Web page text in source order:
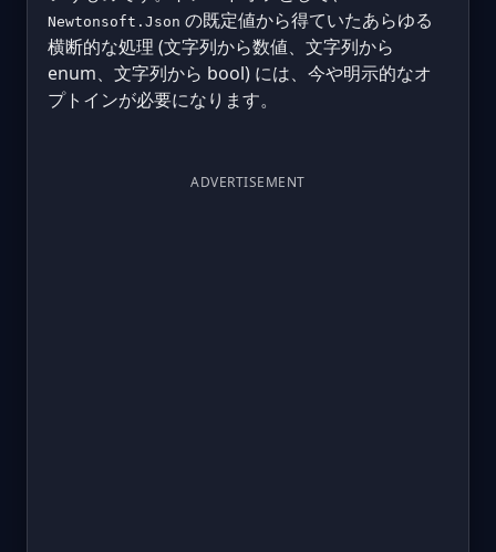
Newtonsoft.Json の既定値から得ていたあらゆる
横断的な処理 (文字列から数値、文字列から
enum、文字列から bool) には、今や明示的なオ
プトインが必要になります。
ADVERTISEMENT